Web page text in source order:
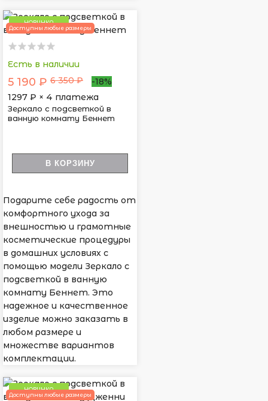
НОВИНКА
Доступны любые размеры
Есть в наличии
5 190 ₽ 6 350 ₽
-18%
1297 ₽ × 4 платежа
Зеркало с подсветкой в
ванную комнату Беннет
В КОРЗИНУ
Подарите себе радость от
комфортного ухода за
внешностью и грамотные
косметические процедуры
в домашних условиях с
помощью модели Зеркало с
подсветкой в ванную
комнату Беннет. Это
надежное и качественное
изделие можно заказать в
любом размере и
множестве вариантов
комплектации.
НОВИНКА
Доступны любые размеры